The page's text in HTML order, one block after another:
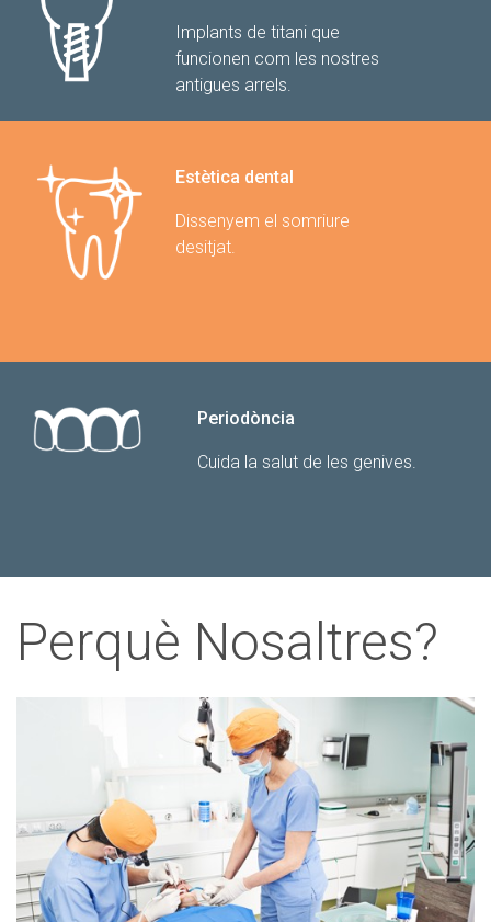
Implants de titani que
funcionen com les nostres
antigues arrels.
Estètica dental
Dissenyem el somriure
desitjat.
Periodòncia
Cuida la salut de les genives.
Perquè Nosaltres?